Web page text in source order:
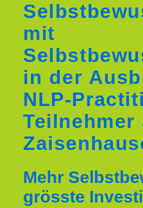
mit
in der
NLP-
Teilnehmer
Mehr
grösste